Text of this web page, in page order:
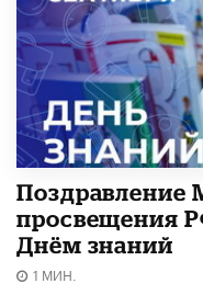
Поздравление
просвещения
Днём знаний
1 МИН.